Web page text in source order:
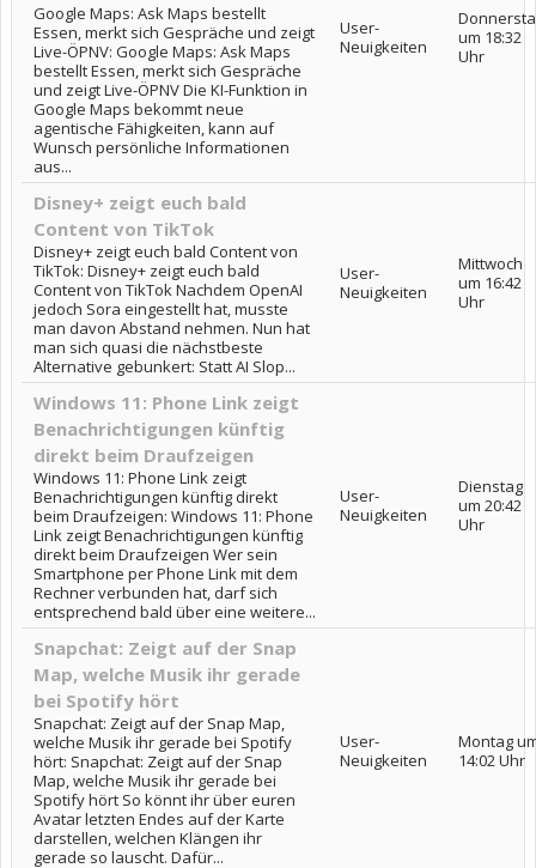
Google Maps: Ask Maps bestellt
Essen, merkt sich Gespräche und zeigt
Live-ÖPNV: Google Maps: Ask Maps
bestellt Essen, merkt sich Gespräche
und zeigt Live-ÖPNV Die KI-Funktion in
Google Maps bekommt neue
agentische Fähigkeiten, kann auf
Wunsch persönliche Informationen
aus...
User-
Neuigkeiten
um 18:32
Uhr
Disney+ zeigt euch bald
Content von TikTok
Disney+ zeigt euch bald Content von
TikTok: Disney+ zeigt euch bald
Content von TikTok Nachdem OpenAI
jedoch Sora eingestellt hat, musste
man davon Abstand nehmen. Nun hat
man sich quasi die nächstbeste
Alternative gebunkert: Statt AI Slop...
User-
Neuigkeiten
Mittwoch
um 16:42
Uhr
Windows 11: Phone Link zeigt
Benachrichtigungen künftig
direkt beim Draufzeigen
Windows 11: Phone Link zeigt
Benachrichtigungen künftig direkt
beim Draufzeigen: Windows 11: Phone
Link zeigt Benachrichtigungen künftig
direkt beim Draufzeigen Wer sein
Smartphone per Phone Link mit dem
Rechner verbunden hat, darf sich
entsprechend bald über eine weitere...
User-
Neuigkeiten
Dienstag
um 20:42
Uhr
Snapchat: Zeigt auf der Snap
Map, welche Musik ihr gerade
bei Spotify hört
Snapchat: Zeigt auf der Snap Map,
welche Musik ihr gerade bei Spotify
hört: Snapchat: Zeigt auf der Snap
Map, welche Musik ihr gerade bei
Spotify hört So könnt ihr über euren
Avatar letzten Endes auf der Karte
darstellen, welchen Klängen ihr
gerade so lauscht. Dafür...
User-
Neuigkeiten
Montag
14:02 Uhr